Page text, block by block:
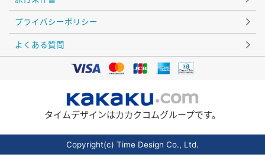
プライバシーポリシー
よくある質問
タイムデザインはカカクコムグループです。
Copyright(c) Time Design Co., Ltd.